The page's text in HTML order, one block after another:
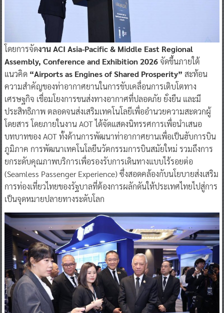
โดยการจัดงาน ACI Asia-Pacific & Middle East Regional
Assembly, Conference and Exhibition 2026จัดขึ้นภายใต้
แนวคิด “Airports as Engines of Shared Prosperity” สะท้อน
ความสำคัญของท่าอากาศยานในการขับเคลื่อนการเติบโตทาง
เศรษฐกิจ เชื่อมโยงการขนส่งทางอากาศที่ปลอดภัย ยั่งยืน และมี
ประสิทธิภาพ ตลอดจนส่งเสริมเทคโนโลยีเพื่ออำนวยความสะดวกผู้
โดยสาร โดยภายในงาน AOT ได้จัดแสดงนิทรรศการเพื่อนำเสนอ
บทบาทของ AOT ทั้งด้านการพัฒนาท่าอากาศยานเพื่อเป็นฮับการบิน
ภูมิภาค การพัฒนาเทคโนโลยีนวัตกรรมการบินสมัยใหม่ รวมถึงการ
ยกระดับคุณภาพบริการเพื่อรองรับการเดินทางแบบไร้รอยต่อ
(Seamless Passenger Experience) ซึ่งสอดคล้องกับนโยบายส่งเสริม
การท่องเที่ยวไทยของรัฐบาลที่ต้องการผลักดันให้ประเทศไทยไปสู่การ
เป็นจุดหมายปลายทางระดับโลก